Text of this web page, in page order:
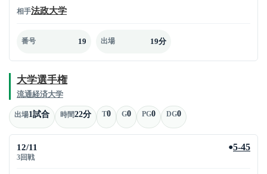
相手法政大学
番号 19 出場 19分
大学選手権
流通経済大学
出場1試合 時間22分 T0 G0 PG0 DG0
12/11
3回戦
●5-45